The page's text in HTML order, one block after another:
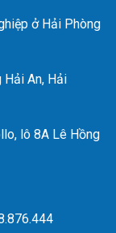
ở Hải Phòng
An, Hải
lô 8A Lê Hồng